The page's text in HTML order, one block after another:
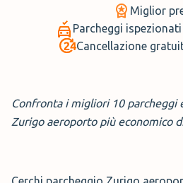
Miglior
Parcheggi
Cancellazione
Confronta i migliori 10 parcheggi
Zurigo aeroporto più economico